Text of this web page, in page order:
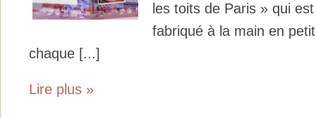
les toits de Paris » qui
fabriqué à la main en
chaque [...]
Lire plus »